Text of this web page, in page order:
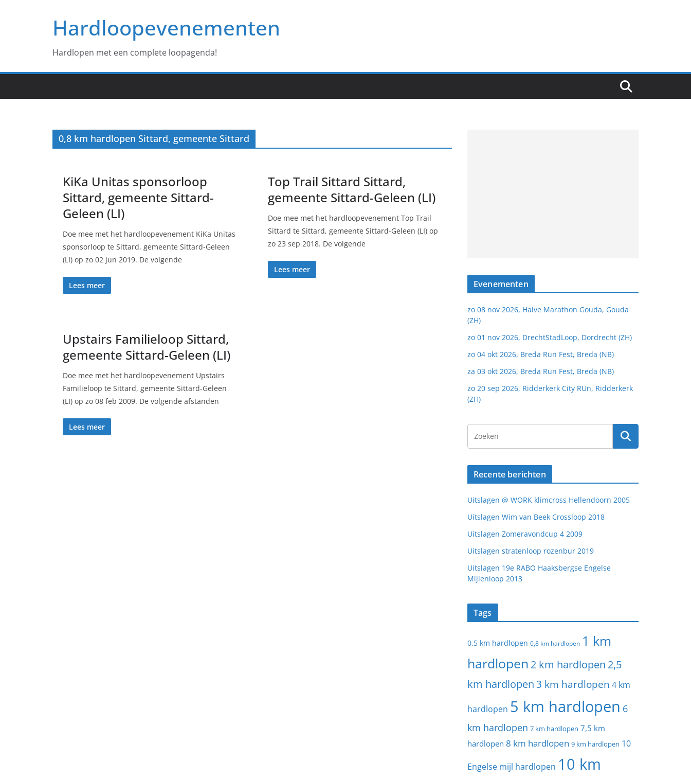
Hardloopevenementen
Hardlopen met een complete loopagenda!
0,8 km hardlopen Sittard, gemeente Sittard
KiKa Unitas sponsorloop
Sittard, gemeente Sittard-
Geleen (LI)
Doe mee met het hardloopevenement KiKa Unitas
sponsorloop te Sittard, gemeente Sittard-Geleen
(LI) op zo 02 jun 2019. De volgende
Lees meer
Top Trail Sittard Sittard,
gemeente Sittard-Geleen (LI)
Doe mee met het hardloopevenement Top Trail
Sittard te Sittard, gemeente Sittard-Geleen (LI) op
zo 23 sep 2018. De volgende
Lees meer
Upstairs Familieloop Sittard,
gemeente Sittard-Geleen (LI)
Doe mee met het hardloopevenement Upstairs
Familieloop te Sittard, gemeente Sittard-Geleen
(LI) op zo 08 feb 2009. De volgende afstanden
Lees meer
Evenementen
zo 08 nov 2026, Halve Marathon Gouda, Gouda
(ZH)
zo 01 nov 2026, DrechtStadLoop, Dordrecht (ZH)
zo 04 okt 2026, Breda Run Fest, Breda (NB)
za 03 okt 2026, Breda Run Fest, Breda (NB)
zo 20 sep 2026, Ridderkerk City RUn, Ridderkerk
(ZH)
Recente berichten
Uitslagen @ WORK klimcross Hellendoorn 2005
Uitslagen Wim van Beek Crossloop 2018
Uitslagen Zomeravondcup 4 2009
Uitslagen stratenloop rozenbur 2019
Uitslagen 19e RABO Haaksbergse Engelse
Mijlenloop 2013
Tags
0,5 km hardlopen 0,8 km hardlopen 1 km
hardlopen 2 km hardlopen 2,5
km hardlopen 3 km hardlopen 4 km
hardlopen 5 km hardlopen 6
km hardlopen 7 km hardlopen 7,5 km
hardlopen 8 km hardlopen 9 km hardlopen 10
Engelse mijl hardlopen 10 km